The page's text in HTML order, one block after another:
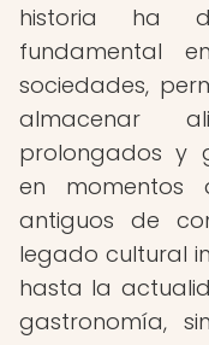
historia ha
fundamental
sociedades,
almacenar
prolongados y
en momentos
antiguos de
legado cultural
hasta la
gastronomía,